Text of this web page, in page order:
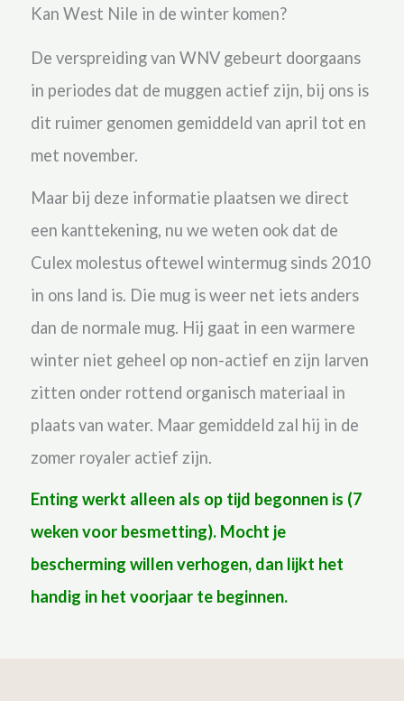
Kan West Nile in de winter komen?
De verspreiding van WNV gebeurt doorgaans
in periodes dat de muggen actief zijn, bij ons is
dit ruimer genomen gemiddeld van april tot en
met november.
Maar bij deze informatie plaatsen we direct
een kanttekening, nu we weten ook dat de
Culex molestus oftewel wintermug sinds 2010
in ons land is. Die mug is weer net iets anders
dan de normale mug. Hij gaat in een warmere
winter niet geheel op non-actief en zijn larven
zitten onder rottend organisch materiaal in
plaats van water. Maar gemiddeld zal hij in de
zomer royaler actief zijn.
Enting werkt alleen als op tijd begonnen is (7
weken voor besmetting). Mocht je
bescherming willen verhogen, dan lijkt het
handig in het voorjaar te beginnen.